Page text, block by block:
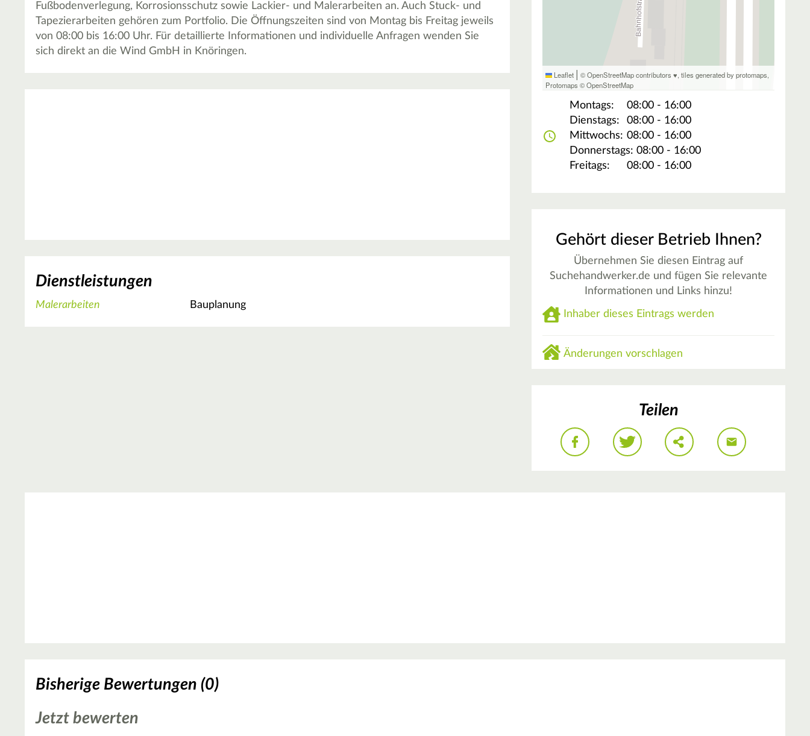
Fußbodenverlegung, Korrosionsschutz sowie Lackier- und Malerarbeiten an. Auch Stuck- und
Tapezierarbeiten gehören zum Portfolio. Die Öffnungszeiten sind von Montag bis Freitag jeweils
von 08:00 bis 16:00 Uhr. Für detaillierte Informationen und individuelle Anfragen wenden Sie
sich direkt an die Wind GmbH in Knöringen.
Dienstleistungen
Malerarbeiten Bauplanung
Leaflet | © OpenStreetMap contributors ♥,tiles generated by protomaps,
Protomaps ©OpenStreetMap
Montags:
08:00 - 16:00
Dienstags:
08:00 - 16:00
Mittwochs: 08:00 - 16:00
Donnerstags: 08:00 - 16:00
Freitags:
08:00 - 16:00
Gehört dieser Betrieb Ihnen?
Übernehmen Sie diesen Eintrag auf
Suchehandwerker.de und fügen Sie relevante
Informationen und Links hinzu!
Inhaber dieses Eintrags werden
Änderungen vorschlagen
Teilen
Bisherige Bewertungen (0)
Jetzt bewerten